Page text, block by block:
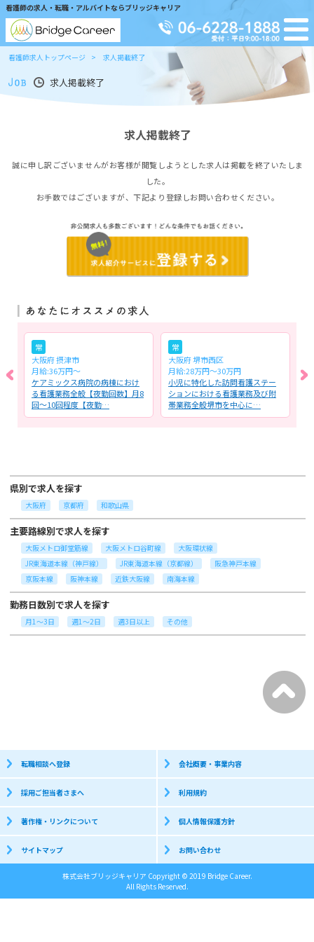
看護師の求人・転職・アルバイトならブリッジキャリア
看護師求人トップページ 求人掲載終了
求人掲載終了
求人掲載終了
誠に申し訳ございませんがお客様が閲覧しようとした求人は掲載を終了いたしま
した。
お手数ではございますが、下記より登録しお問い合わせください。
常
大阪府 摂津市
月給:36万円～
ケアミックス病院の病棟におけ
る看護業務全般【夜勤回数】月8
回～10回程度【夜勤…
常
大阪府 堺市西区
月給:28万円～30万円
小児に特化した訪問看護ステー
ションにおける看護業務及び附
帯業務全般堺市を中心に…
県別で求人を探す
大阪府 京都府 和歌山県
主要路線別で求人を探す
大阪メトロ御堂筋線 大阪メトロ谷町線
大阪環状線
JR東海道本線（神戸線）
JR東海道本線（京都線）
阪急神戸本線
京阪本線
阪神本線 近鉄大阪線 南海本線
勤務日数別で求人を探す
月1～3日 週1～2日 週3日以上 その他
転職相談へ登録 会社概要・事業内容
採用ご担当者さまへ 利用規約
著作権・リンクについて 個人情報保護方針
サイトマップ お問い合わせ
株式会社ブリッジキャリア Copyright © 2019 Bridge Career.
All Rights Reserved.